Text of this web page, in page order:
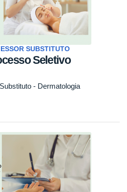
SUBSTITUTO
Seletivo
- Dermatologia